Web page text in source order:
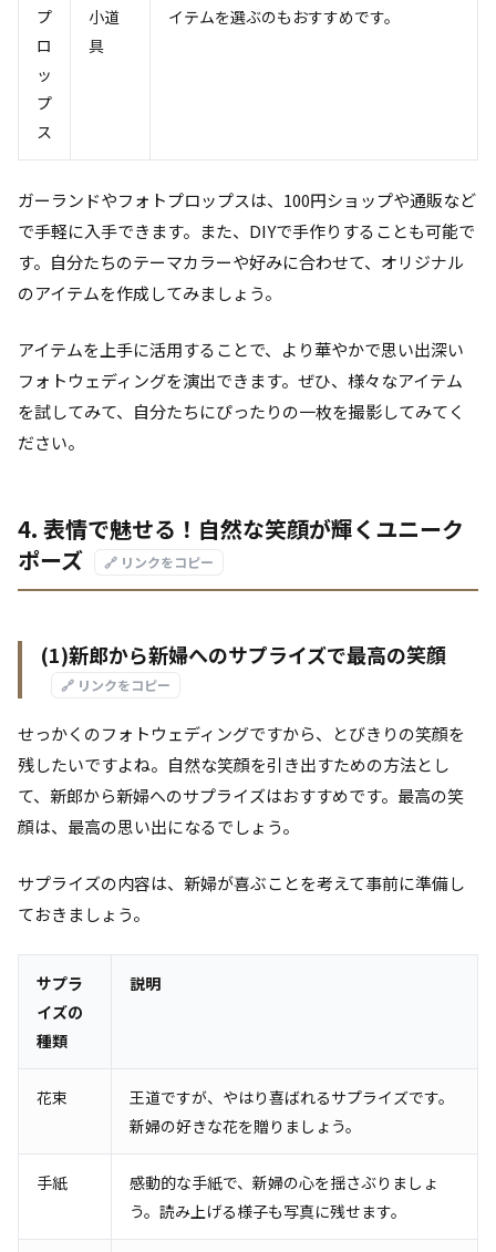
プ
ロ
ッ
プ
ス
小道
具
イテムを選ぶのもおすすめです。
ガーランドやフォトプロップスは、100円ショップや通販など
で手軽に入手できます。また、DIYで手作りすることも可能で
す。自分たちのテーマカラーや好みに合わせて、オリジナル
のアイテムを作成してみましょう。
アイテムを上手に活用することで、より華やかで思い出深い
フォトウェディングを演出できます。ぜひ、様々なアイテム
を試してみて、自分たちにぴったりの一枚を撮影してみてく
ださい。
4. 表情で魅せる！自然な笑顔が輝くユニーク
ポーズ
🔗 リンクをコピー
(1)新郎から新婦へのサプライズで最高の笑顔
🔗 リンクをコピー
せっかくのフォトウェディングですから、とびきりの笑顔を
残したいですよね。自然な笑顔を引き出すための方法とし
て、新郎から新婦へのサプライズはおすすめです。最高の笑
顔は、最高の思い出になるでしょう。
サプライズの内容は、新婦が喜ぶことを考えて事前に準備し
ておきましょう。
サプラ
イズの
種類
説明
花束
王道ですが、やはり喜ばれるサプライズです。
新婦の好きな花を贈りましょう。
手紙
感動的な手紙で、新婦の心を揺さぶりましょ
う。読み上げる様子も写真に残せます。